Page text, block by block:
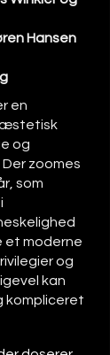
Hansen
en
æstetisk
og
zoomes
som
et moderne
og
kan
kompliceret